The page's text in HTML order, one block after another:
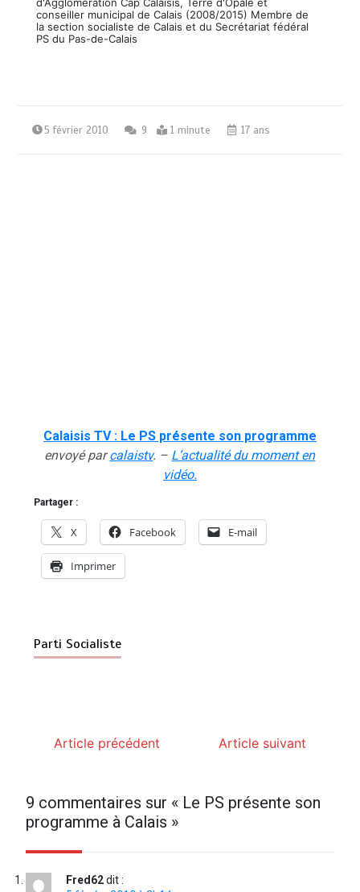
conseiller municipal de Calais (2008/2015) Membre de
la section socialiste de Calais et du Secrétariat fédéral
PS du Pas-de-Calais
5 février 2010 9 1 minute 17 ans
Calaisis TV : Le PS présente son programme
envoyé parcalaistv. – L’actualité du moment en
vidéo.
Partager :
X Facebook E-mail
Imprimer
Parti Socialiste
Article précédent Article suivant
9 commentaires sur « Le PS présente son
programme à Calais »
Fred62 dit :